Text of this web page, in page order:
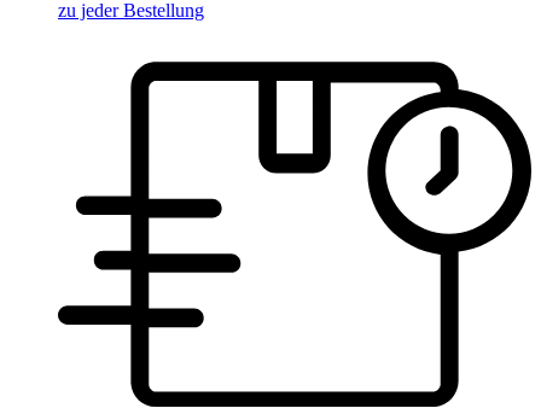
zu jeder Bestellung